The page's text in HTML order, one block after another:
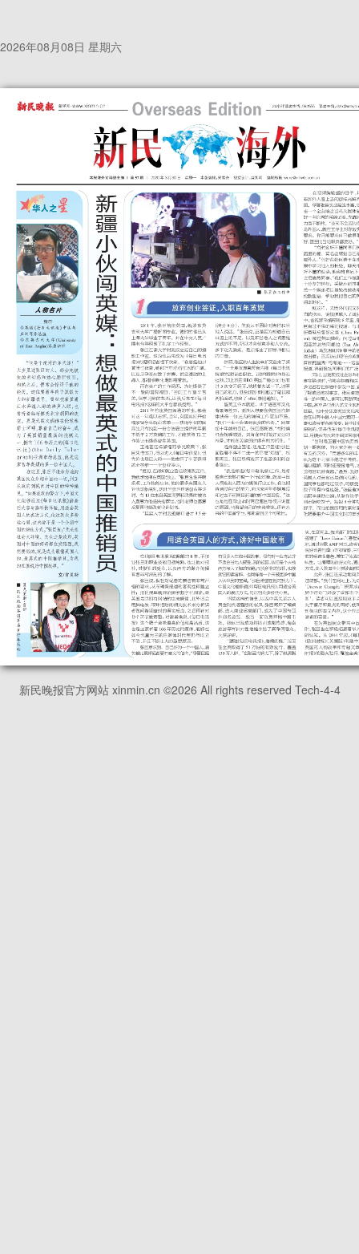
2026年08月08日 星期六
新民晚报官方网站 xinmin.cn ©2026 All rights reserved Tech-4-4